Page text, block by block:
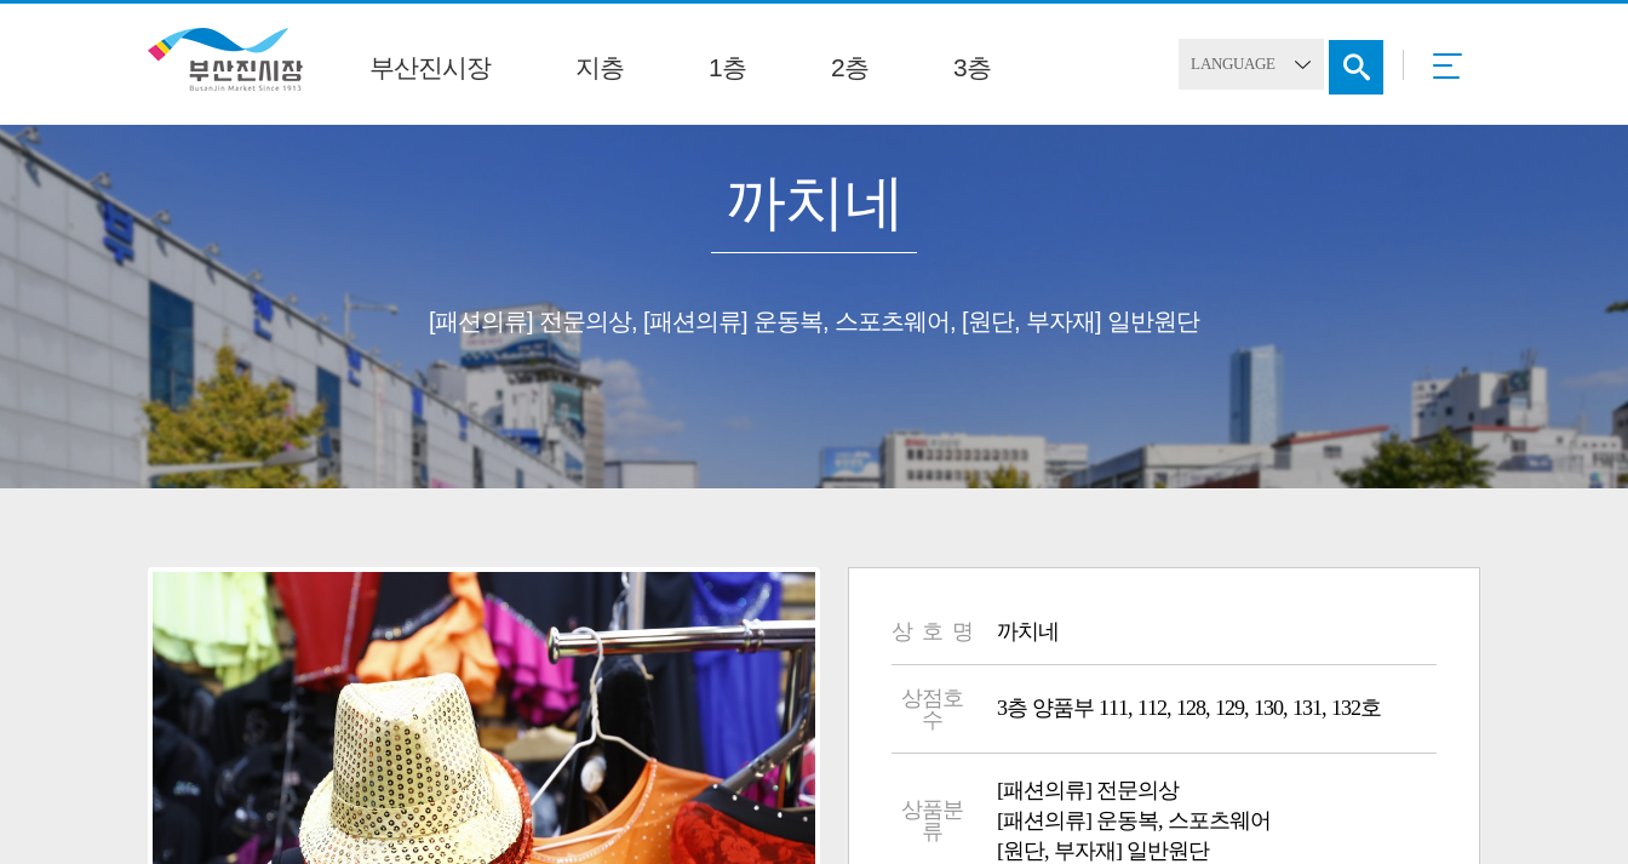
부산진시장 지층 1층 2층 3층
까치네
[패션의류] 전문의상, [패션의류] 운동복, 스포츠웨어, [원단, 부자재] 일반원단
상 호 명 까치네
상점호
수
3층 양품부 111, 112, 128, 129, 130, 131, 132호
상품분
류
[패션의류] 전문의상
[패션의류] 운동복, 스포츠웨어
[원단, 부자재] 일반원단